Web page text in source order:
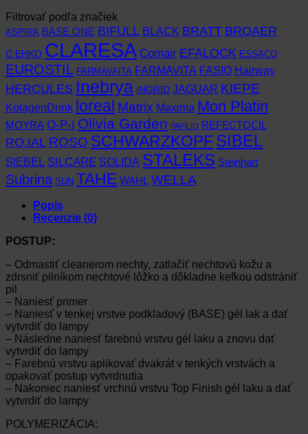
Filtrovať podľa značiek
ASPIRA BASE ONE BIFULL BLACK BRATT BROAER
C:EHKO CLARESA Comair EFALOCK ESSACO
EUROSTIL FARMAVAITA FARMAVITA FASIO Hairway
HERCULES Inebrya INGRID JAGUAR KIEPE
KolagenDrink loreal Matrix Maxima Mon Platin
MOYRA O-P-I Olivia Garden PAPILIO REFECTOCIL
RO.IAL ROSO SCHWARZKOPF SIBEL
SIEBEL SILCARE SOLIDA STALEKS Steinhart
Subrina SUN TAHE WAHL WELLA
Popis
Recenzie (0)
POSTUP:
– Odmastiť cleanerom nechty, zatlačiť nechtovú kožu a
zdrsniť pilníkom nechtové lôžko a dôkladne kefkou odstrániť
pil
– Naniesť primer
– Naniesť v tenkej vrstve podkladový (BASE) gél lak a dať
vytvrdiť do lampy
– Následne naniesť farebnú vrstvu gél laku a znovu dať
vytvrdiť do lampy
– Farebnú vrstvu aplikovať dvakrát v tenkých vrstvách a
opakovať postup vytvrdnutia
– Nakoniec naniesť vrchnú vrstvu Top Finish gél laku a dať
vytvrdiť do lampy
POLYMERIZÁCIA: